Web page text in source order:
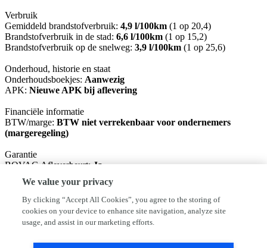
Verbruik
Gemiddeld brandstofverbruik: 4,9 l/100km (1 op 20,4)
Brandstofverbruik in de stad: 6,6 l/100km (1 op 15,2)
Brandstofverbruik op de snelweg: 3,9 l/100km (1 op 25,6)
Onderhoud, historie en staat
Onderhoudsboekjes: Aanwezig
APK: Nieuwe APK bij aflevering
Financiële informatie
BTW/marge: BTW niet verrekenbaar voor ondernemers
(margeregeling)
Garantie
BOVAG Afleverbeurt:Ja
Basis pakket: Nieuwe APK, vloeistoffen controle. (inbegrepen)
Rodam pakket: Nieuwe APK, servicebeurt, 1/2 tank brandstof en 6
maanden BOVAG garantie €395,-
Ondanks het feit dat iedere advertentie met zorg door ons wordt
We value your privacy
By clicking “Accept All Cookies”, you agree to the storing of
cookies on your device to enhance site navigation, analyze site
usage, and assist in our marketing efforts.